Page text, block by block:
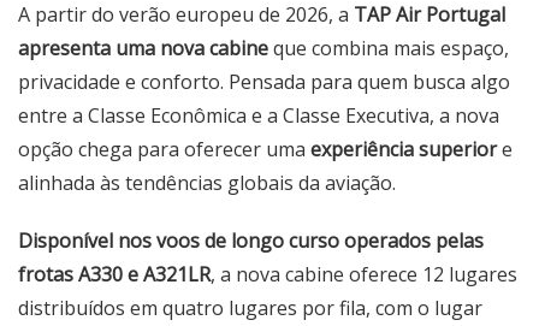
A partir do verão europeu de 2026, a TAP Air Portugal
apresenta uma nova cabineque combina mais espaço,
privacidade e conforto. Pensada para quem busca algo
entre a Classe Econômica e a Classe Executiva, a nova
opção chega para oferecer uma experiência superiore
alinhada às tendências globais da aviação.
Disponível nos voos de longo curso operados pelas
frotas A330 e A321LR, a nova cabine oferece 12 lugares
distribuídos em quatro lugares por fila, com o lugar